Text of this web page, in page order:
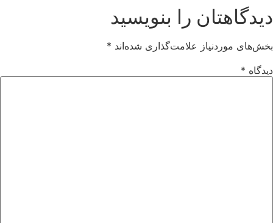
دیدگاهتان را بنویسید
بخش‌های موردنیاز علامت‌گذاری شده‌اند *
دیدگاه *